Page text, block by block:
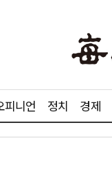
피니언 정치 경제